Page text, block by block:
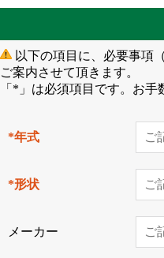
以下の項目に、必要事項
ご案内させて頂きます。
「*」は必須項目です。お手
*年式
*形状
メーカー